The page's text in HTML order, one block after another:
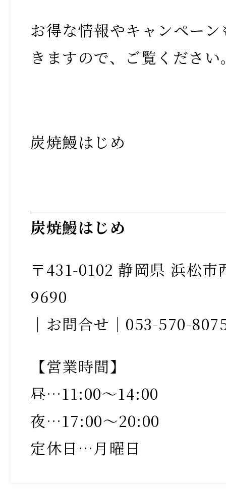
お得な情報やキャンペー
きますので、ご覧ください
炭焼鰻はじめ
炭焼鰻はじめ
〒431-0102 静岡県 浜松
9690
｜お問合せ｜053-570-
【営業時間】
昼…11:00〜14:00
夜…17:00〜20:00
定休日…月曜日